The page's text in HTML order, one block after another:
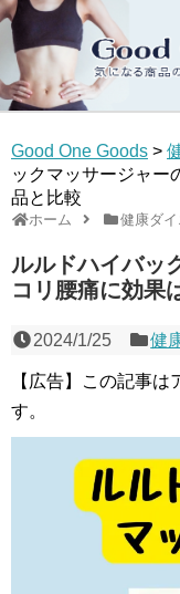
Good One Goods >
ックマッサージャー
品と比較
ホーム 健康ダ
ルルドハイバッ
コリ腰痛に効果
2024/1/25 健
【広告】この記事
す。